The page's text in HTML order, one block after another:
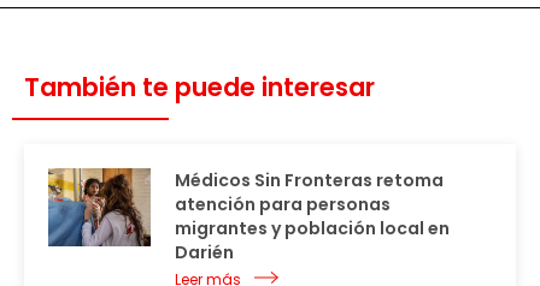
También te puede interesar
Médicos Sin Fronteras retoma
atención para personas
migrantes y población local en
Darién
Leer más